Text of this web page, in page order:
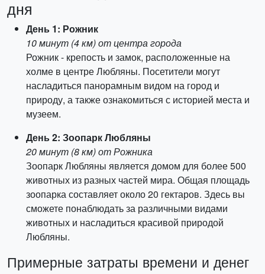
дня
День 1: Рожник
10 минут (4 км) от центра города
Рожник - крепость и замок, расположенные на
холме в центре Любляны. Посетители могут
насладиться панорамным видом на город и
природу, а также ознакомиться с историей места и
музеем.
День 2: Зоопарк Любляны
20 минут (8 км) от Рожника
Зоопарк Любляны является домом для более 500
животных из разных частей мира. Общая площадь
зоопарка составляет около 20 гектаров. Здесь вы
сможете понаблюдать за различными видами
животных и насладиться красивой природой
Любляны.
Примерные затраты времени и денег